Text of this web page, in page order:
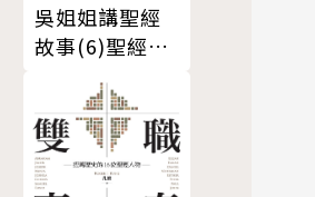
吳姐姐講聖經
故事(6)聖經中